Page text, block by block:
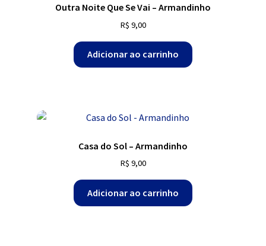
Outra Noite Que Se Vai – Armandinho
R$ 9,00
Adicionar ao carrinho
Casa do Sol – Armandinho
R$ 9,00
Adicionar ao carrinho